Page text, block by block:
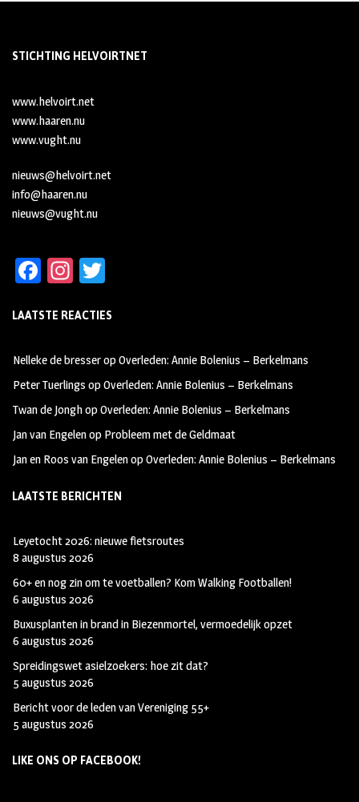
STICHTING HELVOIRTNET
www.helvoirt.net
www.haaren.nu
www.vught.nu
nieuws@helvoirt.net
info@haaren.nu
nieuws@vught.nu
Fa
b
oo
k
In
ag
m
tt
LAATSTE REACTIES
Nelleke de bresseropOverleden: Annie Bolenius – Berkelmans
Peter Tuerlings opOverleden: Annie Bolenius – Berkelmans
Twan de JonghopOverleden: Annie Bolenius – Berkelmans
Jan van Engelenop Probleem met de Geldmaat
Jan en Roos van EngelenopOverleden: Annie Bolenius – Berkelmans
LAATSTE BERICHTEN
Leyetocht 2026: nieuwe fietsroutes
8 augustus 2026
60+ en nog zin om te voetballen? Kom Walking Footballen!
6 augustus 2026
Buxusplanten in brand in Biezenmortel, vermoedelijk opzet
6 augustus 2026
Spreidingswet asielzoekers: hoe zit dat?
5 augustus 2026
Bericht voor de leden van Vereniging 55+
5 augustus 2026
LIKE ONS OP FACEBOOK!